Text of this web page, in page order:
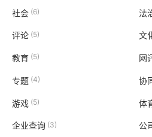
社会 (6) 法
评论 (5) 文
教育 (5) 网
专题 (4) 协
游戏 (5) 体
企业查询 (3) 公